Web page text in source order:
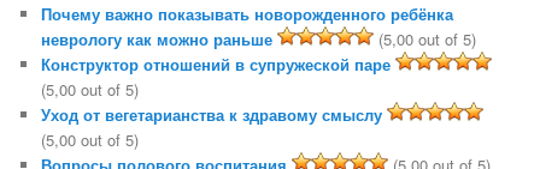
Почему важно показывать новорожденного ребёнка
неврологу как можно раньше
(5,00 out of 5)
Конструктор отношений в супружеской паре
(5,00 out of 5)
Уход от вегетарианства к здравому смыслу
(5,00 out of 5)
Вопросы полового воспитания
(5,00 out of 5)